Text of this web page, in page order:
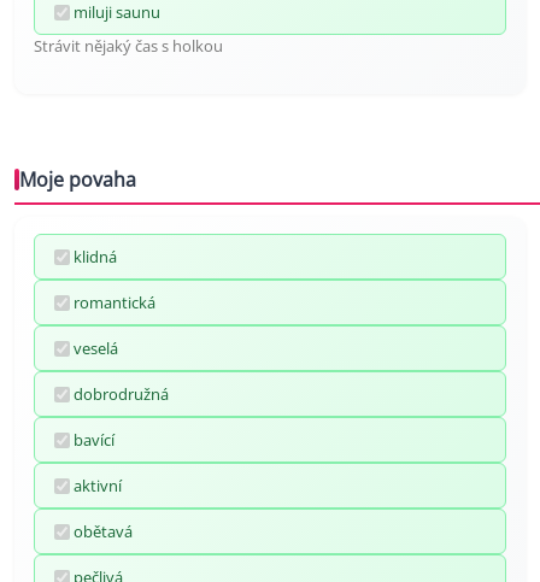
miluji saunu
Strávit nějaký čas s holkou
Moje povaha
klidná
romantická
veselá
dobrodružná
bavící
aktivní
obětavá
pečlivá